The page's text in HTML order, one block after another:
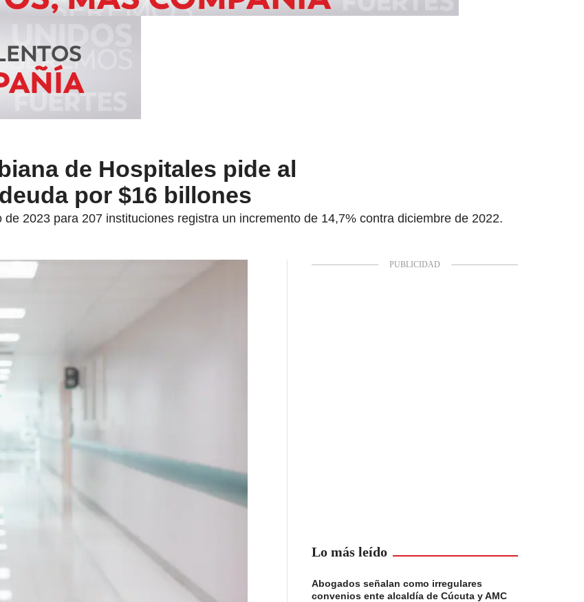
de Hospitales pide al
por $16 billones
2023 para 207 instituciones registra un incremento de 14,7% contra diciembre de 2022.
Lo más leído
Abogados señalan como irregulares
convenios ente alcaldía de Cúcuta y AMC